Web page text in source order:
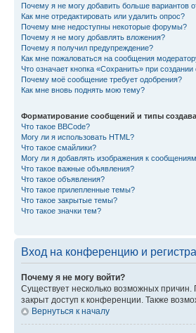
Почему я не могу добавить больше вариантов
Как мне отредактировать или удалить опрос?
Почему мне недоступны некоторые форумы?
Почему я не могу добавлять вложения?
Почему я получил предупреждение?
Как мне пожаловаться на сообщения
Что означает кнопка «Сохранить» при
Почему моё сообщение требует одобрения?
Как мне вновь поднять мою тему?
Форматирование сообщений и типы
Что такое BBCode?
Могу ли я использовать HTML?
Что такое смайлики?
Могу ли я добавлять изображения к
Что такое важные объявления?
Что такое объявления?
Что такое прилепленные темы?
Что такое закрытые темы?
Что такое значки тем?
Вход на конференцию и
Почему я не могу войти?
Существует несколько возможных
закрыт доступ к конференции. Также
Вернуться к началу